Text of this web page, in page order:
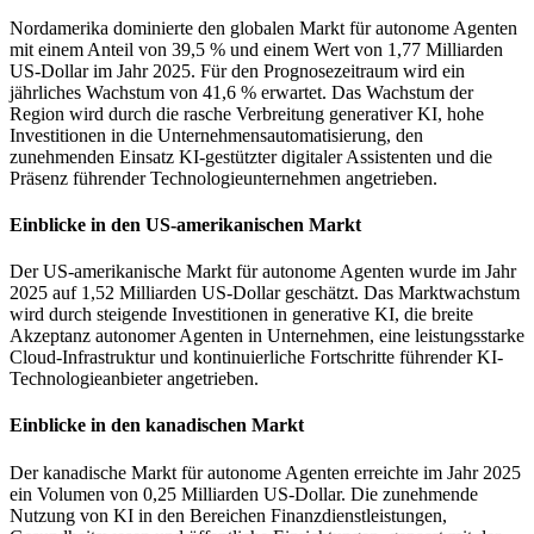
Nordamerika dominierte den globalen Markt für autonome Agenten
mit einem Anteil von 39,5 % und einem Wert von 1,77 Milliarden
US-Dollar im Jahr 2025. Für den Prognosezeitraum wird ein
jährliches Wachstum von 41,6 % erwartet. Das Wachstum der
Region wird durch die rasche Verbreitung generativer KI, hohe
Investitionen in die Unternehmensautomatisierung, den
zunehmenden Einsatz KI-gestützter digitaler Assistenten und die
Präsenz führender Technologieunternehmen angetrieben.
Einblicke in den US-amerikanischen Markt
Der US-amerikanische Markt für autonome Agenten wurde im Jahr
2025 auf 1,52 Milliarden US-Dollar geschätzt. Das Marktwachstum
wird durch steigende Investitionen in generative KI, die breite
Akzeptanz autonomer Agenten in Unternehmen, eine leistungsstarke
Cloud-Infrastruktur und kontinuierliche Fortschritte führender KI-
Technologieanbieter angetrieben.
Einblicke in den kanadischen Markt
Der kanadische Markt für autonome Agenten erreichte im Jahr 2025
ein Volumen von 0,25 Milliarden US-Dollar. Die zunehmende
Nutzung von KI in den Bereichen Finanzdienstleistungen,